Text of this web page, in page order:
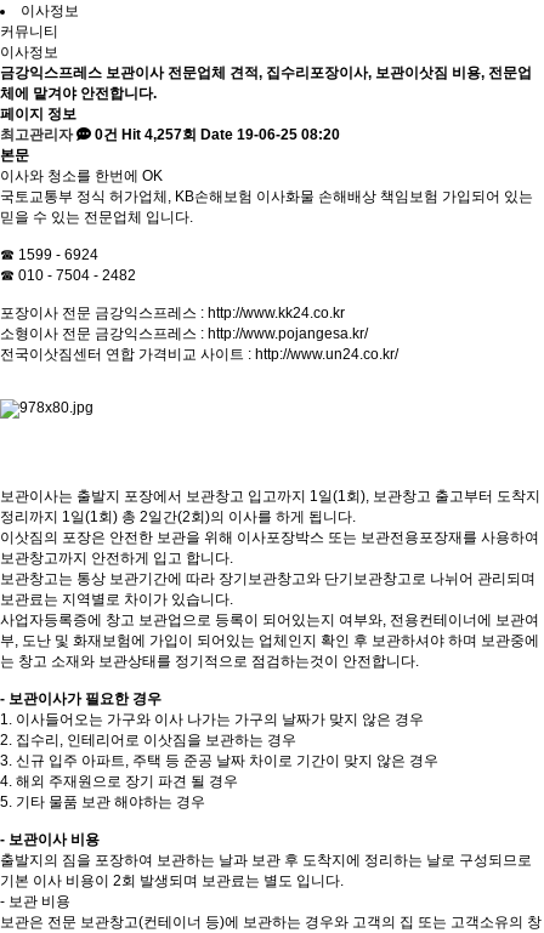
이사정보
커뮤니티
이사정보
금강익스프레스 보관이사 전문업체 견적, 집수리포장이사, 보관이삿짐 비용, 전문업
체에 맡겨야 안전합니다.
페이지 정보
최고관리자
0건 Hit 4,257회 Date 19-06-25 08:20
본문
이사와 청소를 한번에 OK
국토교통부 정식 허가업체, KB손해보험 이사화물 손해배상 책임보험 가입되어 있는
믿을 수 있는 전문업체 입니다.
☎ 1599 - 6924
☎ 010 - 7504 - 2482
포장이사 전문 금강익스프레스 : http://www.kk24.co.kr
소형이사 전문 금강익스프레스 : http://www.pojangesa.kr/
전국이삿짐센터 연합 가격비교 사이트 : http://www.un24.co.kr/
보관이사는 출발지 포장에서 보관창고 입고까지 1일(1회), 보관창고 출고부터 도착지
정리까지 1일(1회) 총 2일간(2회)의 이사를 하게 됩니다.
이삿짐의 포장은 안전한 보관을 위해 이사포장박스 또는 보관전용포장재를 사용하여
보관창고까지 안전하게 입고 합니다.
보관창고는 통상 보관기간에 따라 장기보관창고와 단기보관창고로 나뉘어 관리되며
보관료는 지역별로 차이가 있습니다.
사업자등록증에 창고 보관업으로 등록이 되어있는지 여부와, 전용컨테이너에 보관여
부, 도난 및 화재보험에 가입이 되어있는 업체인지 확인 후 보관하셔야 하며 보관중에
는 창고 소재와 보관상태를 정기적으로 점검하는것이 안전합니다.
- 보관이사가 필요한 경우
1. 이사들어오는 가구와 이사 나가는 가구의 날짜가 맞지 않은 경우
2. 집수리, 인테리어로 이삿짐을 보관하는 경우
3. 신규 입주 아파트, 주택 등 준공 날짜 차이로 기간이 맞지 않은 경우
4. 해외 주재원으로 장기 파견 될 경우
5. 기타 물품 보관 해야하는 경우
- 보관이사 비용
출발지의 짐을 포장하여 보관하는 날과 보관 후 도착지에 정리하는 날로 구성되므로
기본 이사 비용이 2회 발생되며 보관료는 별도 입니다.
- 보관 비용
보관은 전문 보관창고(컨테이너 등)에 보관하는 경우와 고객의 집 또는 고객소유의 창